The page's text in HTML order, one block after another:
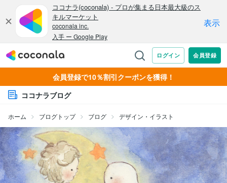
会員登録で10％割引クーポンを獲得！
ココナラブログ
ホーム ブログトップ ブログ デザイン・イラスト